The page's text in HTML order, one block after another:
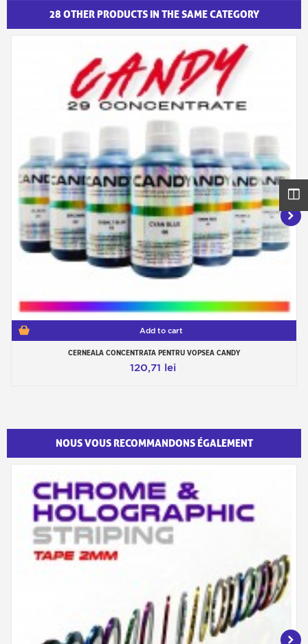
28 OTHER PRODUCTS IN THE SAME CATEGORY
Add to cart
CERNEALA CONCENTRATA PENTRU VOPSEA CANDY
120,71 lei
NOUS VOUS RECOMMANDONS ÉGALEMENT